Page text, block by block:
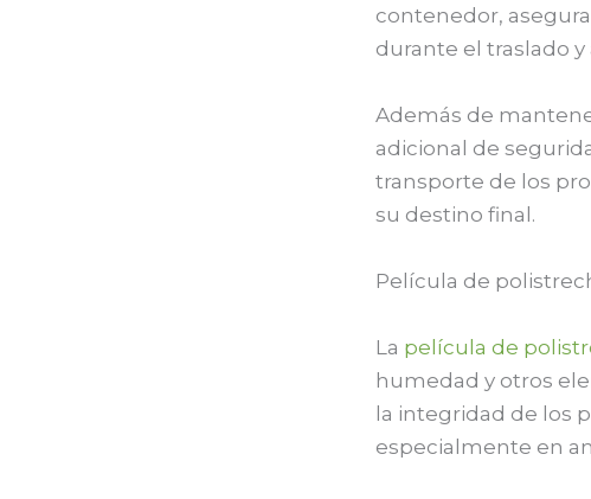
contenedor,
durante el traslado
Además de
adicional de
transporte de los
su destino final.
Película de
La película de
humedad y otros
la integridad de los
especialmente en